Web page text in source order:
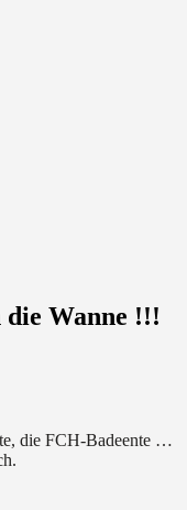
Wanne !!!
die FCH-Badeente …